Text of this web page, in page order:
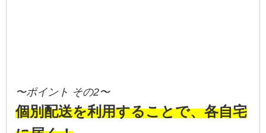
〜ポイント その2〜
個別配送を利用することで、各自宅